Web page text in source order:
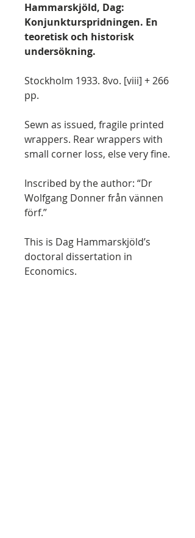
Hammarskjöld, Dag:
Konjunkturspridningen. En
teoretisk och historisk
undersökning.
Stockholm 1933. 8vo. [viii] + 266
pp.
Sewn as issued, fragile printed
wrappers. Rear wrappers with
small corner loss, else very fine.
Inscribed by the author: “Dr
Wolfgang Donner från vännen
förf.”
This is Dag Hammarskjöld’s
doctoral dissertation in
Economics.